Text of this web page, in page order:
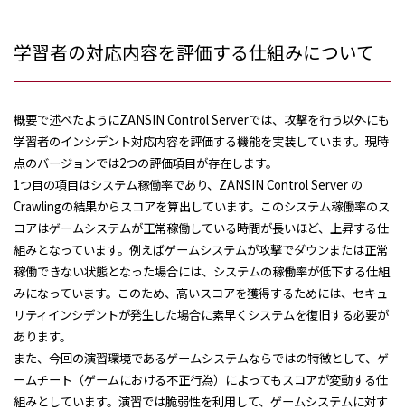
学習者の対応内容を評価する仕組みについて
概要で述べたようにZANSIN Control Serverでは、攻撃を行う以外にも
学習者のインシデント対応内容を評価する機能を実装しています。現時
点のバージョンでは2つの評価項目が存在します。
1つ目の項目はシステム稼働率であり、ZANSIN Control Server の
Crawlingの結果からスコアを算出しています。このシステム稼働率のス
コアはゲームシステムが正常稼働している時間が長いほど、上昇する仕
組みとなっています。例えばゲームシステムが攻撃でダウンまたは正常
稼働できない状態となった場合には、システムの稼働率が低下する仕組
みになっています。このため、高いスコアを獲得するためには、セキュ
リティインシデントが発生した場合に素早くシステムを復旧する必要が
あります。
また、今回の演習環境であるゲームシステムならではの特徴として、ゲ
ームチート（ゲームにおける不正行為）によってもスコアが変動する仕
組みとしています。演習では脆弱性を利用して、ゲームシステムに対す